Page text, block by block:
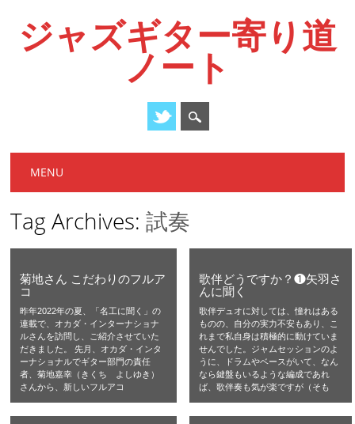
ジャズギター寄り道
ノート
Main menu
MENU
Tag Archives:試奏
菊地さん こだわりのフルア
コ
昨年2022年の夏、「名工に聞く」の
連載で、オカダ・インターナショナ
ルさんを訪問し、ご紹介させていた
だきました。 先月、オカダ・インタ
ーナショナルでギター部門の責任
者、菊地嘉幸（きくち よしゆき）
さんから、新しいフルアコ
歌伴どうですか？❶矢羽さ
んに聞く
歌伴デュオに対しては、憧れはある
ものの、自分の実力不安もあり、こ
れまで私自身は積極的に動けていま
せんでした。ジャムセッションのよ
うに、ドラムやベースがいて、なん
なら鍵盤もいるような編成であれ
ば、歌伴奏も気が楽ですが（そも